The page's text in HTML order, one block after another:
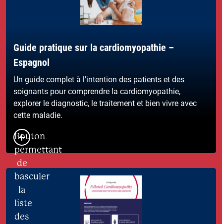
Guide pratique sur la cardiomyopathie –
Espagnol
Un guide complet à l'intention des patients et des
soignants pour comprendre la cardiomyopathie,
explorer le diagnostic, le traitement et bien vivre avec
cette maladie.
Bouton
permettant
de
basculer
la
liste
des